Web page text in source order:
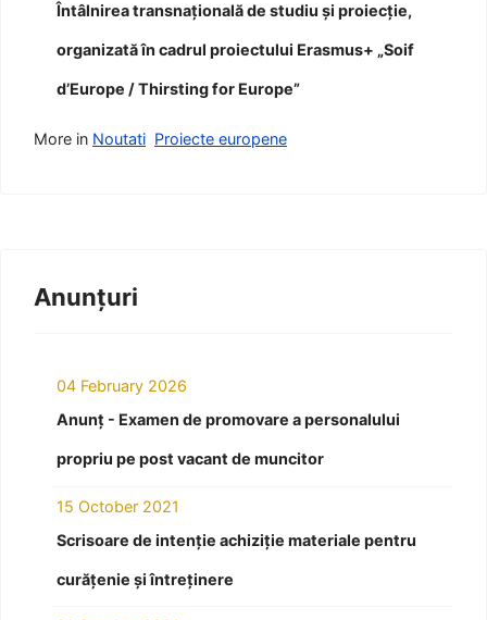
Întâlnirea transnațională de studiu și proiecție,
organizată în cadrul proiectului Erasmus+ „Soif
d’Europe / Thirsting for Europe”
More in Noutati Proiecte europene
Anunțuri
04 February 2026
Anunț - Examen de promovare a personalului
propriu pe post vacant de muncitor
15 October 2021
Scrisoare de intenție achiziție materiale pentru
curățenie și întreținere